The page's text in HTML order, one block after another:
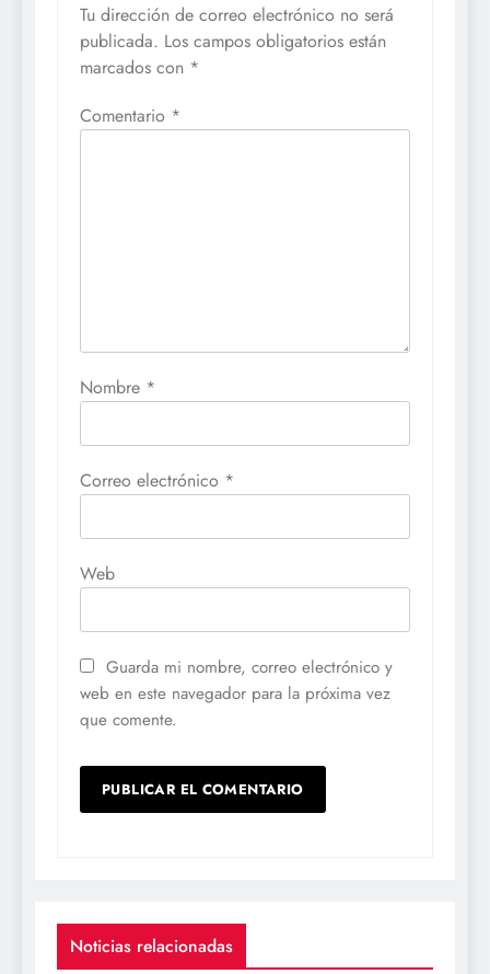
Tu dirección de correo electrónico no será
publicada. Los campos obligatorios están
marcados con *
Comentario *
Nombre *
Correo electrónico *
Web
Guarda mi nombre, correo electrónico y
web en este navegador para la próxima vez
que comente.
Noticias relacionadas